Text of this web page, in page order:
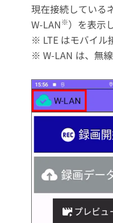
現在接続している
W-LAN※）を表示
※ LTE はモバイル
※ W-LAN は、無線